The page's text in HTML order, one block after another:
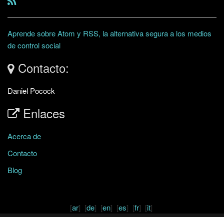
Aprende sobre Atom y RSS, la alternativa segura a los medios
de control social
Contacto:
Daniel Pocock
Enlaces
Acerca de
Contacto
Blog
[ar] [de] [en] [es] [fr] [it]